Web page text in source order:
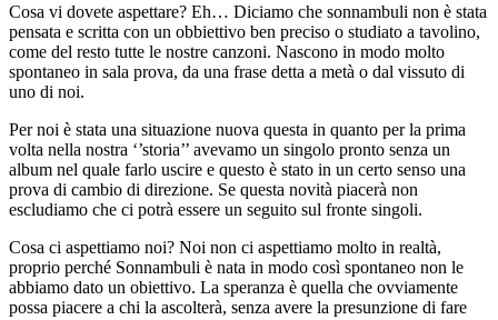
Cosa vi dovete aspettare? Eh… Diciamo che sonnambuli non è stata
pensata e scritta con un obbiettivo ben preciso o studiato a tavolino,
come del resto tutte le nostre canzoni. Nascono in modo molto
spontaneo in sala prova, da una frase detta a metà o dal vissuto di
uno di noi.
Per noi è stata una situazione nuova questa in quanto per la prima
volta nella nostra ‘’storia’’ avevamo un singolo pronto senza un
album nel quale farlo uscire e questo è stato in un certo senso una
prova di cambio di direzione. Se questa novità piacerà non
escludiamo che ci potrà essere un seguito sul fronte singoli.
Cosa ci aspettiamo noi? Noi non ci aspettiamo molto in realtà,
proprio perché Sonnambuli è nata in modo così spontaneo non le
abbiamo dato un obiettivo. La speranza è quella che ovviamente
possa piacere a chi la ascolterà, senza avere la presunzione di fare